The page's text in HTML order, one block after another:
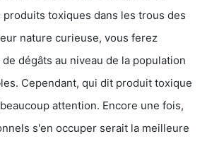
produits toxiques dans les trous des
nature curieuse, vous ferez
dégâts au niveau de la population
Cependant, qui dit produit toxique
attention. Encore une fois,
s'en occuper serait la meilleure